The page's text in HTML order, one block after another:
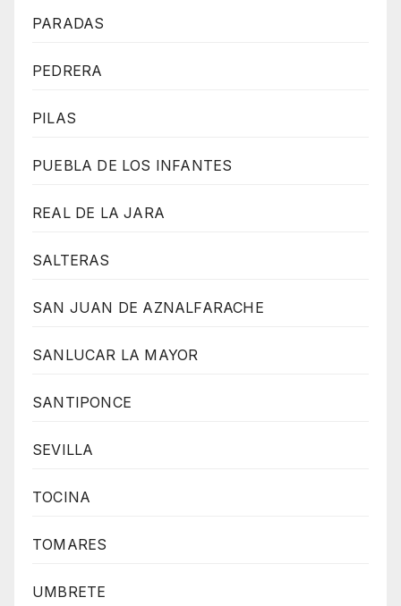
PARADAS
PEDRERA
PILAS
PUEBLA DE LOS INFANTES
REAL DE LA JARA
SALTERAS
SAN JUAN DE AZNALFARACHE
SANLUCAR LA MAYOR
SANTIPONCE
SEVILLA
TOCINA
TOMARES
UMBRETE